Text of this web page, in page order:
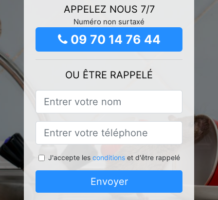
APPELEZ NOUS 7/7
Numéro non surtaxé
09 70 14 76 44
OU ÊTRE RAPPELÉ
J'accepte les conditionset d'être rappelé
Envoyer